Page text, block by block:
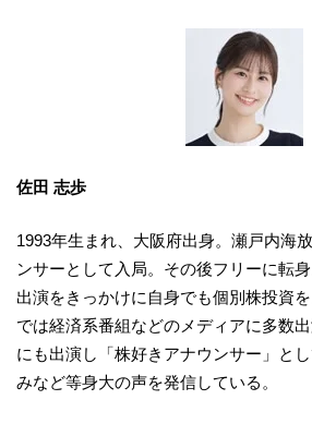
佐田 志歩
1993年生まれ、大阪府出身。瀬戸内海
ンサーとして入局。その後フリーに転
出演をきっかけに自身でも個別株投資
では経済系番組などのメディアに多数
にも出演し「株好きアナウンサー」と
みなど等身大の声を発信している。